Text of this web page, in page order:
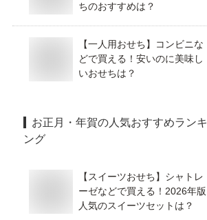
ちのおすすめは？
【一人用おせち】コンビニな
どで買える！安いのに美味し
いおせちは？
お正月・年賀の人気おすすめランキ
ング
【スイーツおせち】シャトレ
ーゼなどで買える！2026年版
人気のスイーツセットは？